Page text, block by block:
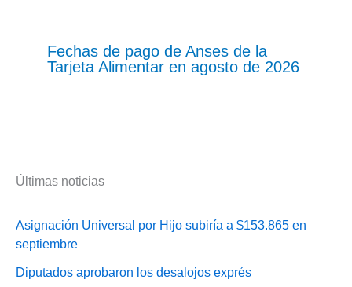
Fechas de pago de Anses de la
Tarjeta Alimentar en agosto de 2026
Últimas noticias
Asignación Universal por Hijo subiría a $153.865 en
septiembre
Diputados aprobaron los desalojos exprés